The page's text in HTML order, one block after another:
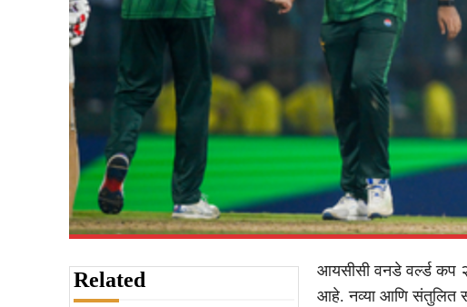
Related
आयसीसी वनडे वर्ल्ड कप
आहे. नव्या आणि संतुलित